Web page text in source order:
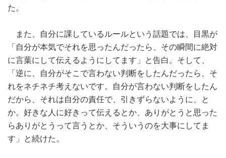
た。
また、自分に課しているルールという話題では、目黒が
「自分が本気でそれを思ったんだったら、その瞬間に絶対
に言葉にして伝えるようにしてます」と告白。そして、
「逆に、自分がそこで言わない判断をしたんだったら、そ
れをネチネチ考えないです。自分が言わない判断をしたん
だから、それは自分の責任で、引きずらないように、と
か。好きな人に好きって伝えるとか、ありがとうと思った
らありがとうって言うとか、そういうのを大事にしてま
す」と続けた。